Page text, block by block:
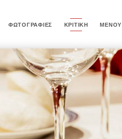
ΦΩΤΟΓΡΑΦΊΕΣ ΚΡΙΤΙΚΉ ΜΕΝΟΎ